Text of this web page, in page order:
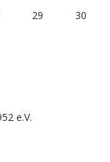
29
30
e.V.